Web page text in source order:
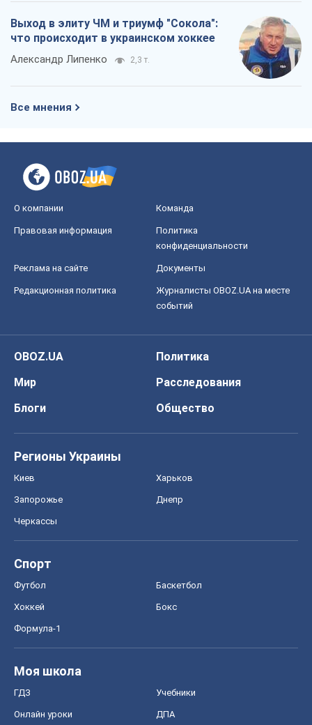
Выход в элиту ЧМ и триумф "Сокола":
что происходит в украинском хоккее
Александр Липенко 2,3 т.
Все мнения
О компании Команда
Правовая информация
Политика
конфиденциальности
Реклама на сайте Документы
Редакционная политика
Журналисты OBOZ.UA на месте
событий
OBOZ.UA
Политика
Мир
Расследования
Блоги
Общество
Регионы Украины
Киев Харьков
Запорожье Днепр
Черкассы
Спорт
Футбол Баскетбол
Хоккей Бокс
Формула-1
Моя школа
ГДЗ Учебники
Онлайн уроки ДПА